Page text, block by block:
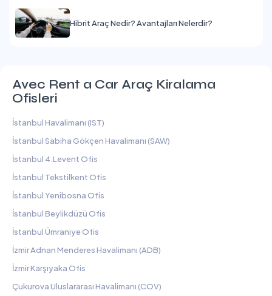
Hibrit Araç Nedir? Avantajları Nelerdir?
Avec Rent a Car Araç Kiralama
Ofisleri
İstanbul Havalimanı (IST)
İstanbul Sabiha Gökçen Havalimanı (SAW)
İstanbul 4.Levent Ofis
İstanbul Tekstilkent Ofis
İstanbul Yenibosna Ofis
İstanbul Beylikdüzü Ofis
İstanbul Ümraniye Ofis
İzmir Adnan Menderes Havalimanı (ADB)
İzmir Karşıyaka Ofis
Çukurova Uluslararası Havalimanı (COV)